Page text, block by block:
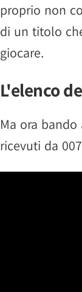
proprio non
di un titolo
giocare.
L'elenco
Ma ora
ricevuti da